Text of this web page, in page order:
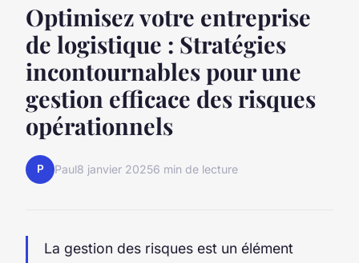
Optimisez votre entreprise
de logistique : Stratégies
incontournables pour une
gestion efficace des risques
opérationnels
P Paul8 janvier 20256 min de lecture
La gestion des risques est un élément